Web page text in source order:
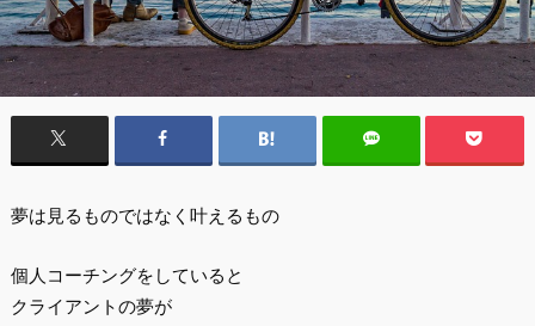
夢は見るものではなく叶えるもの
個人コーチングをしていると
クライアントの夢が